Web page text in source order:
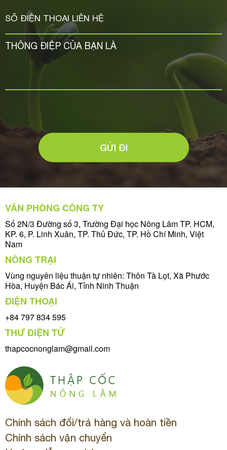
GỬI ĐI
VĂN PHÒNG CÔNG TY
Số 2N/3 Đường số 3, Trường Đại học Nông Lâm TP. HCM,
KP. 6, P. Linh Xuân, TP. Thủ Đức, TP. Hồ Chí Minh, Việt
Nam
NÔNG TRẠI
Vùng nguyên liệu thuận tự nhiên: Thôn Tà Lọt, Xã Phước
Hòa, Huyện Bác Ái, Tỉnh Ninh Thuận
ĐIỆN THOẠI
+84 797 834 595
THƯ ĐIỆN TỬ
thapcocnonglam@gmail.com
Chính sách đổi/trả hàng và hoàn tiền
Chính sách vận chuyển